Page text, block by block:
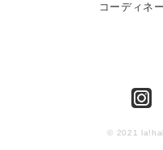
コーディネ
© 2021